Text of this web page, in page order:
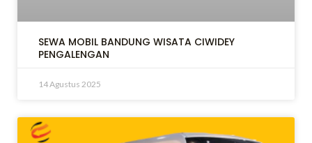
SEWA MOBIL BANDUNG WISATA CIWIDEY
PENGALENGAN
14 Agustus 2025